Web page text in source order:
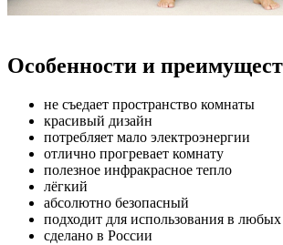
Особенности и
не съедает пространство комнаты
красивый дизайн
потребляет мало электроэнергии
отлично прогревает комнату
полезное инфракрасное тепло
лёгкий
абсолютно безопасный
подходит для использования в
сделано в России